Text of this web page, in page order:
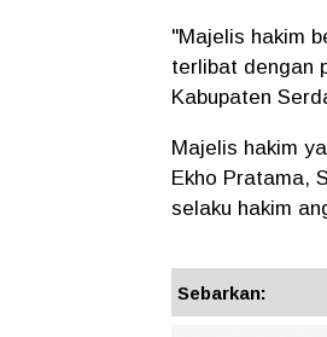
"Majelis hakim
terlibat dengan
Kabupaten
Majelis hakim
Ekho Pratama,
selaku hakim
Sebarkan: